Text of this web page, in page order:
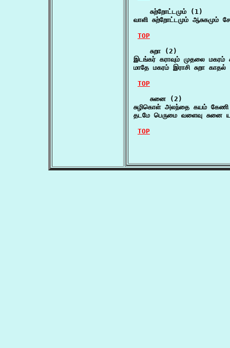
    சுற்றோட்டமும் (1)
வாளி சுற்றோட்டமும்
TOP
    சுறா (2)
இடங்கர் கராவும் முதலை
மாதே மகரம் இராசி சுறா
TOP
    சுனை (2)
சுழிகொள் அலந்தை கயம்
தடமே பெருமை வளைவு
TOP